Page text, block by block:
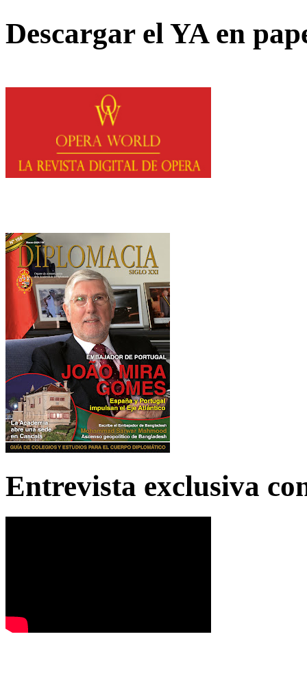
Descargar el YA en
Entrevista exclusiva